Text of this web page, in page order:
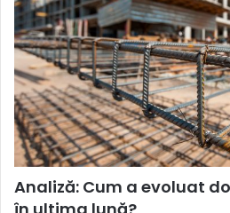
Analiză: Cum a evoluat